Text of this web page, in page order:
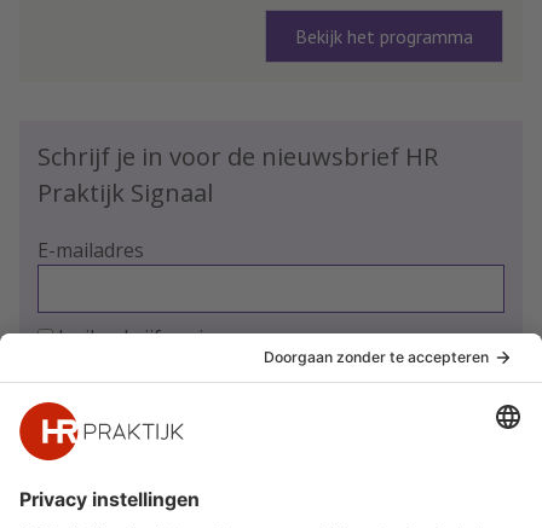
Bekijk het programma
Schrijf je in voor de nieuwsbrief HR
Praktijk Signaal
E-mailadres
Ja, ik schrijf me in